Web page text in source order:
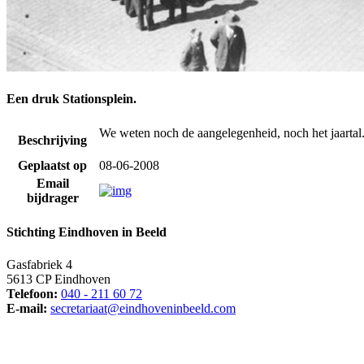
Een druk Stationsplein.
Beschrijving
We weten noch de aangelegenheid, noch het jaartal.
Geplaatst op
08-06-2008
Email
bijdrager
Stichting Eindhoven in Beeld
Gasfabriek 4
5613 CP Eindhoven
Telefoon: 040 - 211 60 72
E-mail: secretariaat@eindhoveninbeeld.com